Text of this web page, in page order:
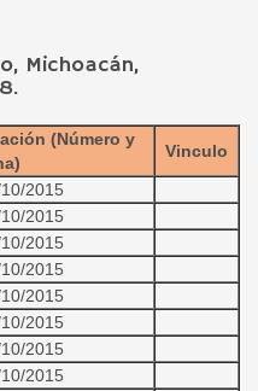
Michoacán,
(Número y
Vinculo
2015
2015
2015
2015
2015
2015
2015
2015